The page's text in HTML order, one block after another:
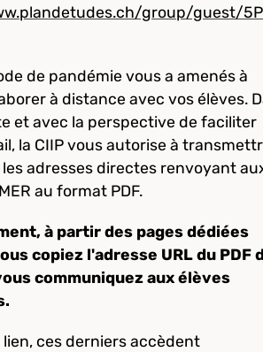
group/guest/
de pandémie vous a amenés à
à distance avec vos élèves.
et avec la perspective de faciliter
la CIIP vous autorise à
les adresses directes renvoyant
au format PDF.
à partir des pages dédiées
copiez l'adresse URL du PDF
communiquez aux élèves
lien, ces derniers accèdent